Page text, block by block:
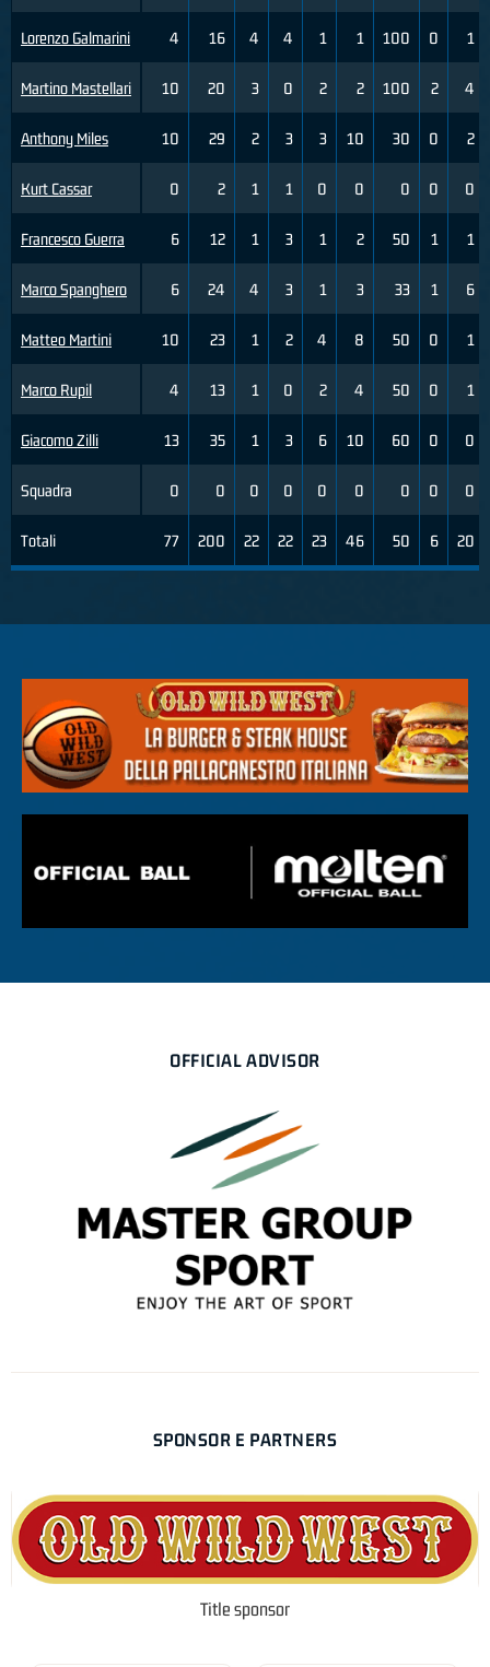
Lorenzo Galmarini
Martino Mastellari
Anthony Miles
Kurt Cassar
Francesco Guerra
Marco Spanghero
Matteo Martini
Marco Rupil
Giacomo Zilli
Squadra
Totali
4 16 4 4 1 1 100 0 1
10 20 3 0 2 2 100 2 4
10 29 2 3 3 10 30 0 2
0 2 1 1 0 0 0 0 0
6 12 1 3 1 2 50 1 1
6 24 4 3 1 3 33 1 6
10 23 1 2 4 8 50 0 1
4 13 1 0 2 4 50 0 1
13 35 1 3 6 10 60 0 0
0 0 0 0 0 0 0 0 0
77 200 22 22 23 46 50 6 20
OFFICIAL ADVISOR
SPONSOR E PARTNERS
Title sponsor